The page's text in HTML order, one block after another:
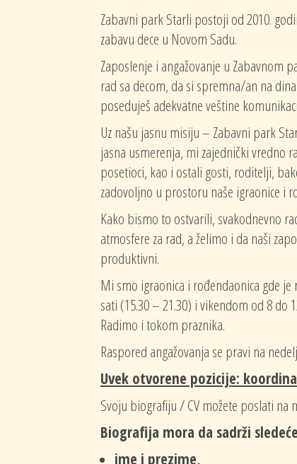
Zabavni park Starli postoji od 2010.
zabavu dece u Novom Sadu.
Zaposlenje i angažovanje u Zabavnom
rad sa decom, da si spremna/an na
poseduješ adekvatne veštine
Uz našu jasnu misiju – Zabavni park
jasna usmerenja, mi zajednički vredno
posetioci, kao i ostali gosti, roditelji,
zadovoljno u prostoru naše igraonice i
Kako bismo to ostvarili, svakodnevno
atmosfere za rad, a želimo i da naši
produktivni.
Mi smo igraonica i rođendaonica gde
sati (15.30 – 21.30) i vikendom od 8 do
Radimo i tokom praznika.
Raspored angažovanja se pravi na
Uvek otvorene pozicije:
Svoju biografiju / CV možete poslati na
Biografija mora da sadrži
ime i prezime,